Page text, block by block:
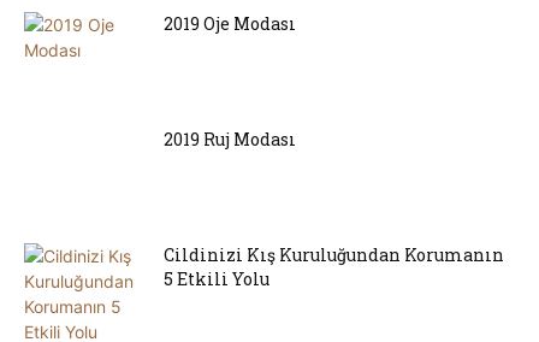
2019 Oje Modası
2019 Ruj Modası
Cildinizi Kış Kuruluğundan Korumanın
5 Etkili Yolu